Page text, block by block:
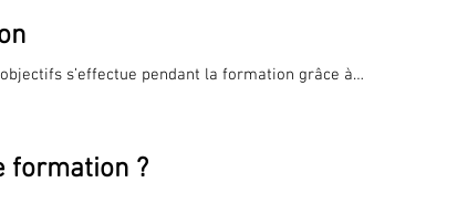
s’effectue pendant la formation grâce à
la formation, une évaluation de niveau ou un
formation ?